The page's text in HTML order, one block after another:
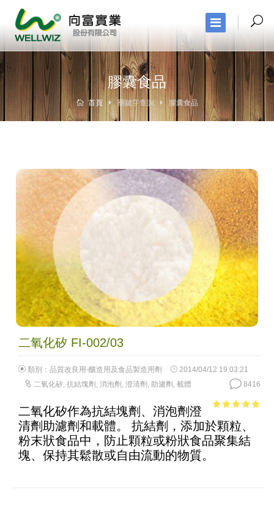
膠囊食品
首頁 關鍵字查詢 膠囊食品
二氧化矽 FI-002/03
類別： 品質改良用-釀造用及食品製造用劑
2014/04/12 19:03:21
二氧化矽, 抗結塊劑 , 消泡劑 , 澄清劑 , 助濾劑 , 載體 8416
5
二氧化矽作為抗結塊劑、消泡劑澄
清劑助濾劑和載體。 抗結劑，添加於顆粒、
粉末狀食品中，防止顆粒或粉狀食品聚集結
塊、保持其鬆散或自由流動的物質。